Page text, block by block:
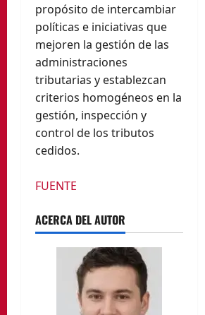
propósito de intercambiar
políticas e iniciativas que
mejoren la gestión de las
administraciones
tributarias y establezcan
criterios homogéneos en la
gestión, inspección y
control de los tributos
cedidos.
FUENTE
ACERCA DEL AUTOR